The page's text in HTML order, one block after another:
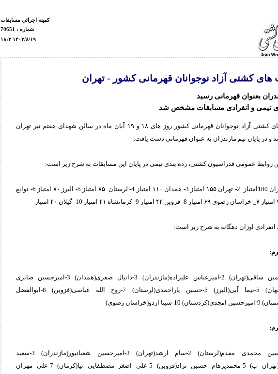
كميته اجرائي مسابقات
شماره : 70651
۱۸:۲ ۱۴۰۲/۸/۱۹
های کشتی آزاد نوجوانان قهرمانی کشور - تهران
بعنوان قهرمانی رسید
تیمی و انفرادی مسابقات مشخص شد
رقابت های کشتی آزاد نوجوانان قهرمانی کشور روز های ۱۸ و ۱۹ آبان ماه در سالن شهدای هفتم تیر تهران
و در پایان تیم مازندران به عنوان قهرمانی دست یافت.
روابط عمومی فدراسیون کشتی، رده بندی تیمی در پایان این مسابقات به شرح زیر است:
1- مازندران 180امتیاز 2- تهران ۱۵۵ امتیاز 3- همدان ۱۱۰ امتیاز 4- لرستان ۸۵ امتیاز 5- البرز ۸۰ امتیاز 6- توابع
انفرادی اوزان دهگانه به شرح زیر است:‌
1-محمدامین ساقی(تهران) 2-امیرعباس علیزاده(مازندران) 3-دانیال صفری(همدان) 3-امیرحسین صابری
نژاد(اصفهان) 5-نیما آبی(البرز) 5-حسین یاراحمدی(لرستان) 7-روح الله عباسی(قزوین) 8-ابوالفضل
10-سینا اردو(خراسان رضوی)
1-امیرحسین محمدی مقدم(لرستان) 2-سام ارشد(تهران) 3-امیرحسین شعبانپور(مازندران) 3-سعید
قلندرنما(تهران ب) 5-محمدپرهام حسین نژاد(قزوین) 5-علی اصغر مصطفایی نیا(کرمان) 7-علی مهران